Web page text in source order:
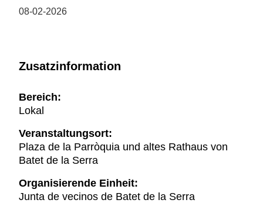
08-02-2026
Zusatzinformation
Bereich:
Lokal
Veranstaltungsort:
Plaza de la Parròquia und altes Rathaus von
Batet de la Serra
Organisierende Einheit:
Junta de vecinos de Batet de la Serra